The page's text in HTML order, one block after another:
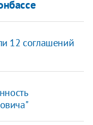
12 соглашений